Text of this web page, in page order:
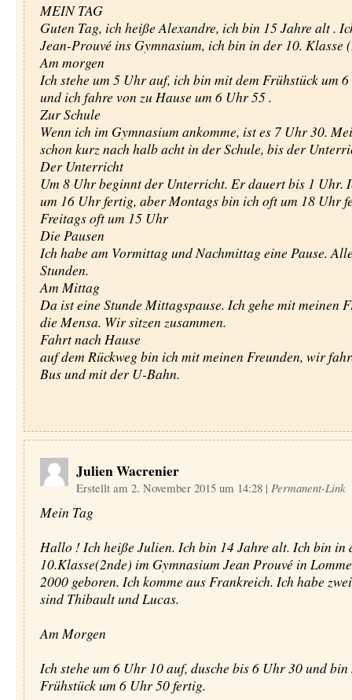
MEIN TAG
Guten Tag, ich heiße Alexandre, ich bin 15 Jahre alt .
Jean-Prouvé ins Gymnasium, ich bin in der 10. Klasse
Am morgen
Ich stehe um 5 Uhr auf, ich bin mit dem Frühstück um
und ich fahre von zu Hause um 6 Uhr 55 .
Zur Schule
Wenn ich im Gymnasium ankomme, ist es 7 Uhr 30.
schon kurz nach halb acht in der Schule, bis der
Der Unterricht
Um 8 Uhr beginnt der Unterricht. Er dauert bis 1 Uhr.
um 16 Uhr fertig, aber Montags bin ich oft um 18 Uhr
Freitags oft um 15 Uhr
Die Pausen
Ich habe am Vormittag und Nachmittag eine Pause.
Stunden.
Am Mittag
Da ist eine Stunde Mittagspause. Ich gehe mit meinen
die Mensa. Wir sitzen zusammen.
Fahrt nach Hause
auf dem Rückweg bin ich mit meinen Freunden, wir
Bus und mit der U-Bahn.
Julien Wacrenier
Erstellt am 2. November 2015 um 14:28 | Permanent-Link
Mein Tag
Hallo ! Ich heiße Julien. Ich bin 14 Jahre alt. Ich bin in
10.Klasse(2nde) im Gymnasium Jean Prouvé in
2000 geboren. Ich komme aus Frankreich. Ich habe
sind Thibault und Lucas.
Am Morgen
Ich stehe um 6 Uhr 10 auf, dusche bis 6 Uhr 30 und bin
Frühstück um 6 Uhr 50 fertig.